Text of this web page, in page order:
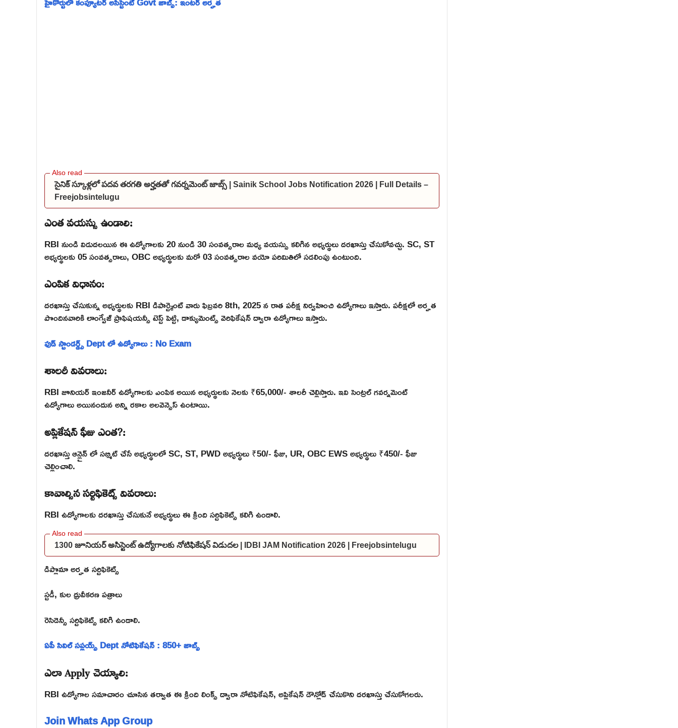
సైనిక్ స్కూళ్లలో పదవ తరగతి అర్హతతో గవర్నమెంట్ జాబ్స్ | Sainik School Jobs Notification 2026 | Full Details –
Freejobsintelugu
ఎంత వయస్సు ఉండాలి:
RBI నుండి విడుదలయిన ఈ ఉద్యోగాలకు 20 నుండి 30 సంవత్సరాల మధ్య వయస్సు కలిగిన అభ్యర్థులు దరఖాస్తు చేసుకోవచ్చు. SC, ST
అభ్యర్థులకు 05 సంవత్సరాలు, OBC అభ్యర్థులకు మరో 03 సంవత్సరాల వయో పరిమితిలో సడలింపు ఉంటుంది.
ఎంపిక విధానం:
దరఖాస్తు చేసుకున్న అభ్యర్థులకు RBI డిపార్ట్మెంట్ వారు ఫిబ్రవరి 8th, 2025 న రాత పరీక్ష నిర్వహించి ఉద్యోగాలు ఇస్తారు. పరీక్షలో అర్హత
పొందినవారికి లాంగ్వేజ్ ప్రాఫిషయన్సీ టెస్ట్ పెట్టి, డాక్యుమెంట్స్ వెరిఫికేషన్ ద్వారా ఉద్యోగాలు ఇస్తారు.
ఫుడ్ స్టాండర్డ్స్ Dept లో ఉద్యోగాలు : No Exam
శాలరీ వివరాలు:
RBI జూనియర్ ఇంజనీర్ ఉద్యోగాలకు ఎంపిక అయిన అభ్యర్థులకు నెలకు ₹65,000/- శాలరీ చెల్లిస్తారు. ఇవి సెంట్రల్ గవర్నమెంట్
ఉద్యోగాలు అయినందున అన్ని రకాల అలవెన్సెస్ ఉంటాయి.
అప్లికేషన్ ఫీజు ఎంత?:
దరఖాస్తు ఆన్లైన్ లో సబ్మిట్ చేసే అభ్యర్థులలో SC, ST, PWD అభ్యర్థులు ₹50/- ఫీజు, UR, OBC EWS అభ్యర్థులు ₹450/- ఫీజు
చెల్లించాలి.
కావాల్సిన సర్టిఫికెట్స్ వివరాలు:
RBI ఉద్యోగాలకు దరఖాస్తు చేసుకునే అభ్యర్థులు ఈ క్రింది సర్టిఫికెట్స్ కలిగి ఉండాలి.
1300 జూనియర్ అసిస్టెంట్ ఉద్యోగాలకు నోటిఫికేషన్ విడుదల | IDBI JAM Notification 2026 | Freejobsintelugu
డిప్లొమా అర్హత సర్టిఫికెట్స్
స్టడీ, కుల ధ్రువీకరణ పత్రాలు
రెసిడెన్సీ సర్టిఫికెట్స్ కలిగి ఉండాలి.
ఏపీ సివిల్ సప్లయ్స్ Dept నోటిఫికేషన్ : 850+ జాబ్స్
ఎలా Apply చెయ్యాలి:
RBI ఉద్యోగాల సమాచారం చూసిన తర్వాత ఈ క్రింది లింక్స్ ద్వారా నోటిఫికేషన్, అప్లికేషన్ డౌన్లోడ్ చేసుకొని దరఖాస్తు చేసుకోగలరు.
Join Whats App Group